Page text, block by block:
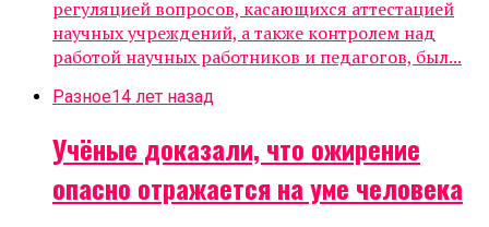
регуляцией вопросов, касающихся аттестацией
научных учреждений, а также контролем над
работой научных работников и педагогов, был...
Разное14 лет назад
Учёные доказали, что ожирение
опасно отражается на уме человека